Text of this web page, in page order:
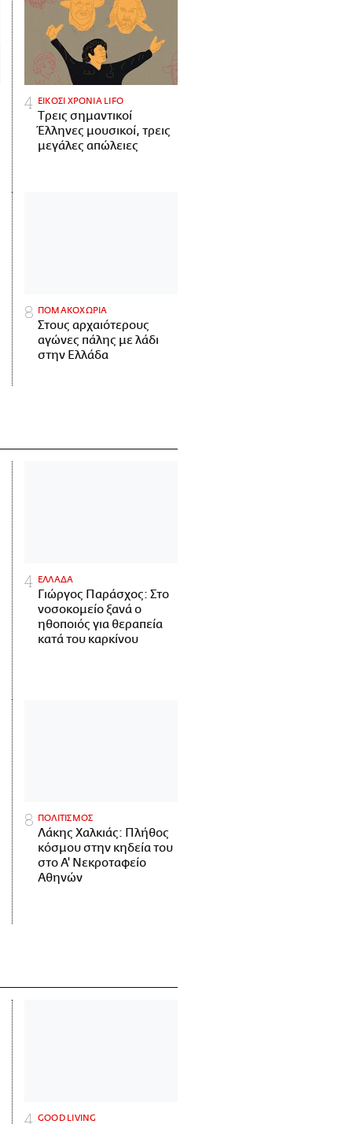
ΕΙΚΟΣΙ ΧΡΟΝΙΑ LIFO
Tρεις σημαντικοί
Έλληνες μουσικοί, τρεις
μεγάλες απώλειες
ΠΟΜΑΚΟΧΩΡΙΑ
Στους αρχαιότερους
αγώνες πάλης με λάδι
στην Ελλάδα
ΕΛΛΑΔΑ
Γιώργος Παράσχος: Στο
νοσοκομείο ξανά ο
ηθοποιός για θεραπεία
κατά του καρκίνου
ΠΟΛΙΤΙΣΜΟΣ
Λάκης Χαλκιάς: Πλήθος
κόσμου στην κηδεία του
στο Α' Νεκροταφείο
Αθηνών
GOOD LIVING